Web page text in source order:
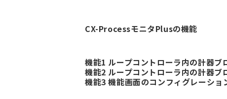
CX-ProcessモニタPlusの機能
機能1 ループコントローラ内の計器
機能2 ループコントローラ内の計器ブ
機能3 機能画面のコンフィグレーショ